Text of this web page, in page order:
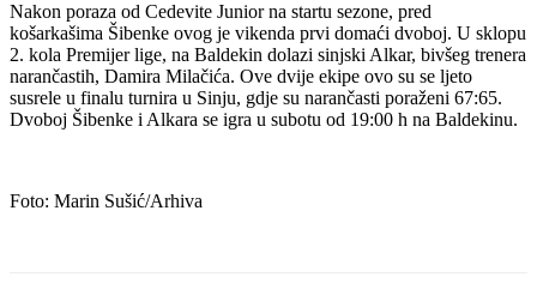
Nakon poraza od Cedevite Junior na startu sezone, pred
košarkašima Šibenke ovog je vikenda prvi domaći dvoboj. U sklopu
2. kola Premijer lige, na Baldekin dolazi sinjski Alkar, bivšeg trenera
narančastih, Damira Milačića. Ove dvije ekipe ovo su se ljeto
susrele u finalu turnira u Sinju, gdje su narančasti poraženi 67:65.
Dvoboj Šibenke i Alkara se igra u subotu od 19:00 h na Baldekinu.
Foto: Marin Sušić/Arhiva